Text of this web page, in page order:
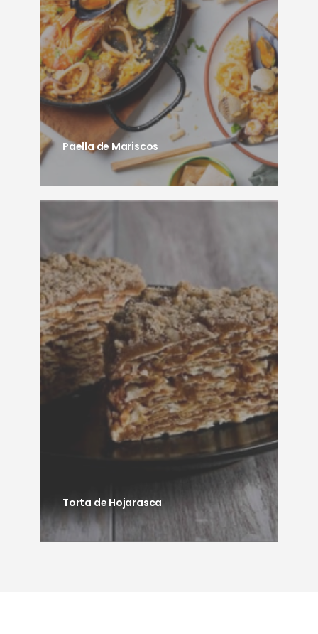
Paella de Mariscos
Torta de Hojarasca